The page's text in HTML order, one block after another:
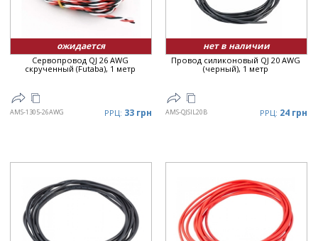
ожидается
Сервопровод QJ 26 AWG
скрученный (Futaba), 1 метр
AMS-1305-26AWG РРЦ: 33 грн
нет в наличии
Провод силиконовый QJ 20 AWG
(черный), 1 метр
AMS-QJSIL20B РРЦ: 24 грн